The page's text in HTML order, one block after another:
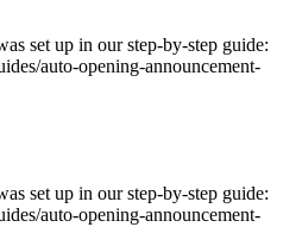
set up in our step-by-step guide:
auto-opening-announcement-
set up in our step-by-step guide:
auto-opening-announcement-